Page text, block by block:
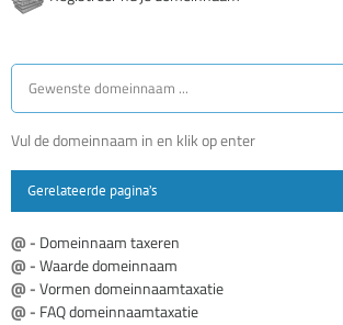
Vul de domeinnaam in en klik op enter
Gerelateerde pagina’s
@ - Domeinnaam taxeren
@ -Waarde domeinnaam
@ -Vormen domeinnaamtaxatie
@ - FAQ domeinnaamtaxatie